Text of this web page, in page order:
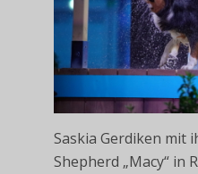
Saskia Gerdiken mit
Shepherd „Macy“ in